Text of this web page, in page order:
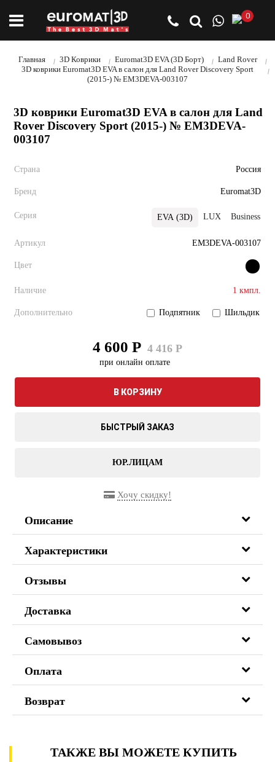
0
Главная 3D Коврики Euromat3D EVA (3D Борт)
Land Rover
3D коврики Euromat3D EVA в салон для Land Rover Discovery Sport
(2015-) № EM3DEVA-003107
3D коврики Euromat3D EVA в салон для Land
Rover Discovery Sport (2015-) № EM3DEVA-
003107
Страна Россия
Бренд Euromat3D
Серия EVA (3D) LUX Business
Артикул EM3DEVA-003107
Цвет
Наличие 1 кмпл.
Дополнительно Подпятник Шильдик
4 600 Р 4 416 Р
при онлайн оплате
В КОРЗИНУ
БЫСТРЫЙ ЗАКАЗ
ЮР.ЛИЦАМ
Хочу скидку!
Описание
Характеристики
Отзывы
Доставка
Самовывоз
Оплата
Возврат
ТАКЖЕ ВЫ МОЖЕТЕ КУПИТЬ